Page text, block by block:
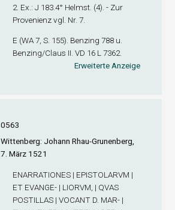
2. Ex .: J 183.4° Helmst. (4). - Zur
Provenienz vgl. Nr. 7.
E (WA 7, S. 155). Benzing 788 u.
Benzing/Claus II. VD 16 L 7362.
Erweiterte Anzeige
0563
Wittenberg: Johann Rhau-Grunenberg,
7. März 1521
ENARRATIONES | EPISTOLARVM |
ET EVANGE- | LIORVM, | QVAS
POSTILLAS | VOCANT D. MAR- |